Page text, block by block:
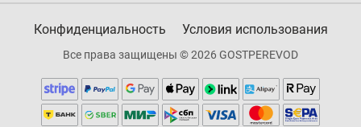
Конфиденциальность Условия использования
Все права защищены © 2026 GOSTPEREVOD